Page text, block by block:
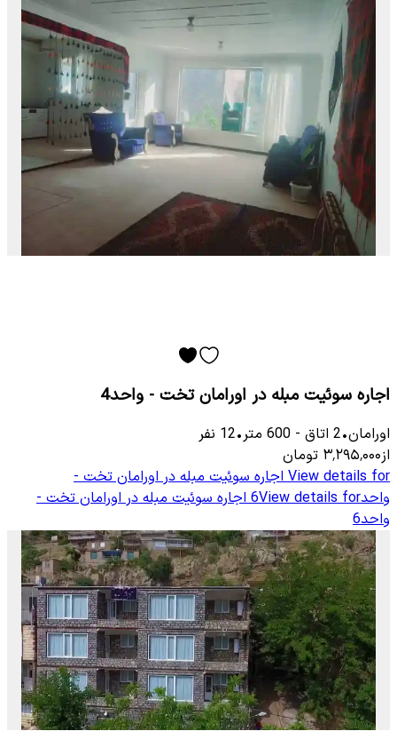
اجاره سوئیت مبله در اورامان تخت - واحد4
اورامان•
2 اتاق -
600 متر•
12 نفر
از۳٬۲۹۵٬۰۰۰ تومان
View details for اجاره سوئیت مبله در اورامان تخت -
واحد6View details for اجاره سوئیت مبله در اورامان تخت -
واحد6